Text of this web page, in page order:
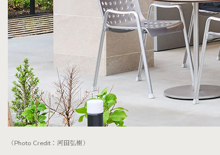
（Photo Credit：河田弘樹）